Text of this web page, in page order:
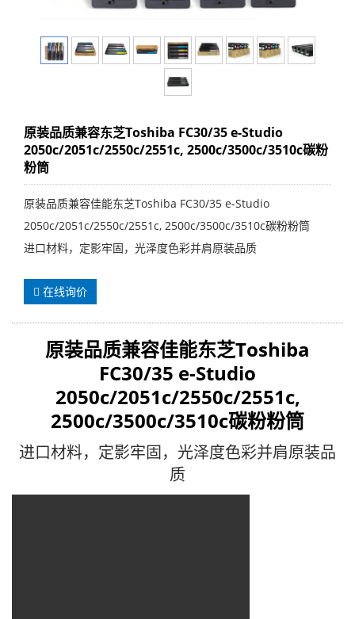
原装品质兼容东芝Toshiba FC30/35 e-Studio
2050c/2051c/2550c/2551c, 2500c/3500c/3510c碳粉
粉筒
原装品质兼容佳能东芝Toshiba FC30/35 e-Studio
2050c/2051c/2550c/2551c, 2500c/3500c/3510c碳粉粉筒
进口材料，定影牢固，光泽度色彩并肩原装品质
在线询价
原装品质兼容佳能东芝Toshiba
FC30/35 e-Studio
2050c/2051c/2550c/2551c,
2500c/3500c/3510c碳粉粉筒
进口材料，定影牢固，光泽度色彩并肩原装品
质